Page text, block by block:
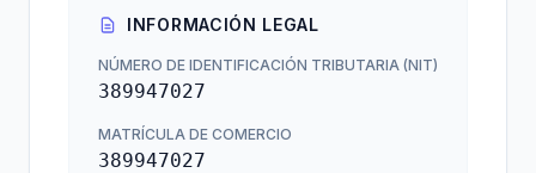
INFORMACIÓN LEGAL
NÚMERO DE IDENTIFICACIÓN TRIBUTARIA (NIT)
389947027
MATRÍCULA DE COMERCIO
389947027